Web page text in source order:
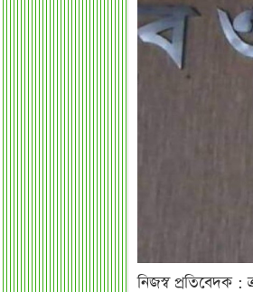
নিজস্ব প্রতিবেদক :